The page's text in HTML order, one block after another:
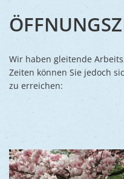
Wir haben gleitende
Zeiten können Sie jedoch
zu erreichen: